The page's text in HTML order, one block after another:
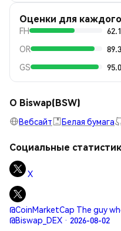
Оценки для
FH
OR
GS
О Biswap(BSW)
Вебсайт Белая бумага
Социальные
X
@CoinMarketCap The guy
@Biswap_DEX · 2026-08-02